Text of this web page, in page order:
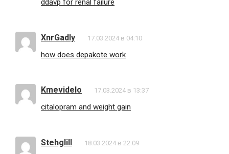
ddavp for renal failure
XnrGadly 17.03.2024 в 04:10
how does depakote work
Kmevidelo 17.03.2024 в 13:37
citalopram and weight gain
Stehglill 18.03.2024 в 22:09